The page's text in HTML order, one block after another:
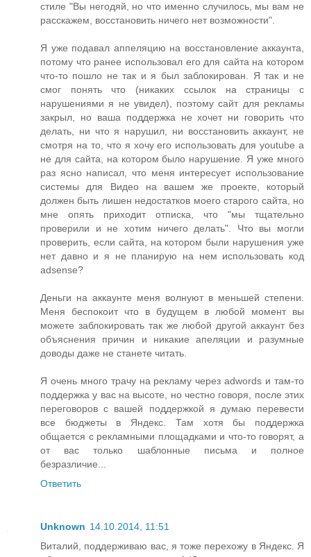
стиле "Вы негодяй, но что именно случилось, мы вам не
расскажем, восстановить ничего нет возможности".
Я уже подавал аппеляцию на восстановление аккаунта,
потому что ранее использовал его для сайта на котором
что-то пошло не так и я был заблокирован. Я так и не
смог понять что (никаких ссылок на страницы с
нарушениями я не увидел), поэтому сайт для рекламы
закрыл, но ваша поддержка не хочет ни говорить что
делать, ни что я нарушил, ни восстановить аккаунт, не
смотря на то, что я хочу его использовать для youtube а
не для сайта, на котором было нарушение. Я уже много
раз ясно написал, что меня интересует использование
системы для Видео на вашем же проекте, который
должен быть лишен недостатков моего старого сайта, но
мне опять приходит отписка, что "мы тщательно
проверили и не хотим ничего делать". Что вы могли
проверить, если сайта, на котором были нарушения уже
нет давно и я не планирую на нем использовать код
adsense?
Деньги на аккаунте меня волнуют в меньшей степени.
Меня беспокоит что в будущем в любой момент вы
можете заблокировать так же любой другой аккаунт без
объяснения причин и никакие апеляции и разумные
доводы даже не станете читать.
Я очень много трачу на рекламу через adwords и там-то
поддержка у вас на высоте, но честно говоря, после этих
переговоров с вашей поддержкой я думаю перевести
все бюджеты в Яндекс. Там хотя бы поддержка
общается с рекламными площадками и что-то говорят, а
от вас только шаблонные письма и полное
безразличие...
Ответить
Unknown 14.10.2014, 11:51
Виталий, поддерживаю вас, я тоже перехожу в Яндекс. Я